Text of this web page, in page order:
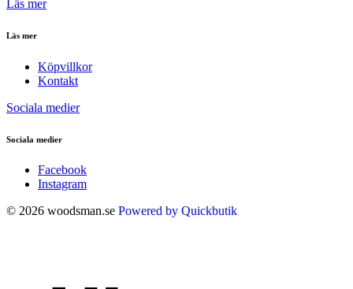
Läs mer
Läs mer
Köpvillkor
Kontakt
Sociala medier
Sociala medier
Facebook
Instagram
© 2026 woodsman.se Powered by Quickbutik